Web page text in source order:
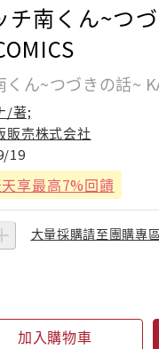
チ南くん~つ
ん~つづきの話~
/著;
販売株式会社
19
天享最高7%回饋
大量採購請至團購專區
加入購物車